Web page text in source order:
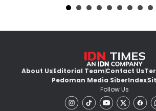
About UsEditorial TeamContact Us
Pedoman Media SiberIndex
Follow Us